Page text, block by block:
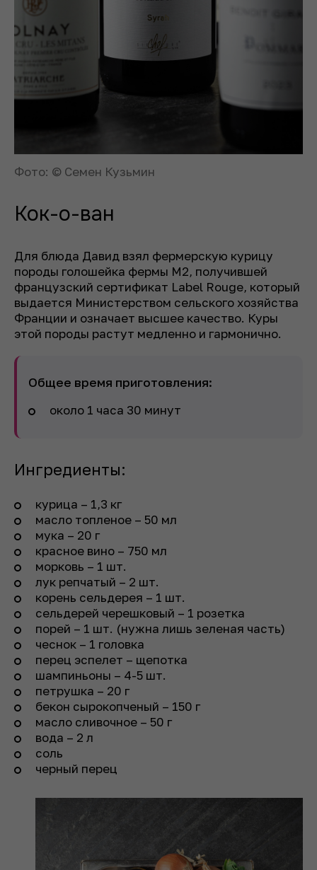
Фото: © Семен Кузьмин
Кок-о-ван
Для блюда Давид взял фермерскую курицу
породы голошейка фермы М2, получившей
французский сертификат Label Rouge, который
выдается Министерством сельского хозяйства
Франции и означает высшее качество. Куры
этой породы растут медленно и гармонично.
Общее время приготовления:
около 1 часа 30 минут
Ингредиенты:
курица – 1,3 кг
масло топленое – 50 мл
мука – 20 г
красное вино – 750 мл
морковь – 1 шт.
лук репчатый – 2 шт.
корень сельдерея – 1 шт.
сельдерей черешковый – 1 розетка
порей – 1 шт. (нужна лишь зеленая часть)
чеснок – 1 головка
перец эспелет – щепотка
шампиньоны – 4-5 шт.
петрушка – 20 г
бекон сырокопченый – 150 г
масло сливочное – 50 г
вода – 2 л
соль
черный перец